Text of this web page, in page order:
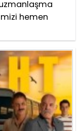
hemen